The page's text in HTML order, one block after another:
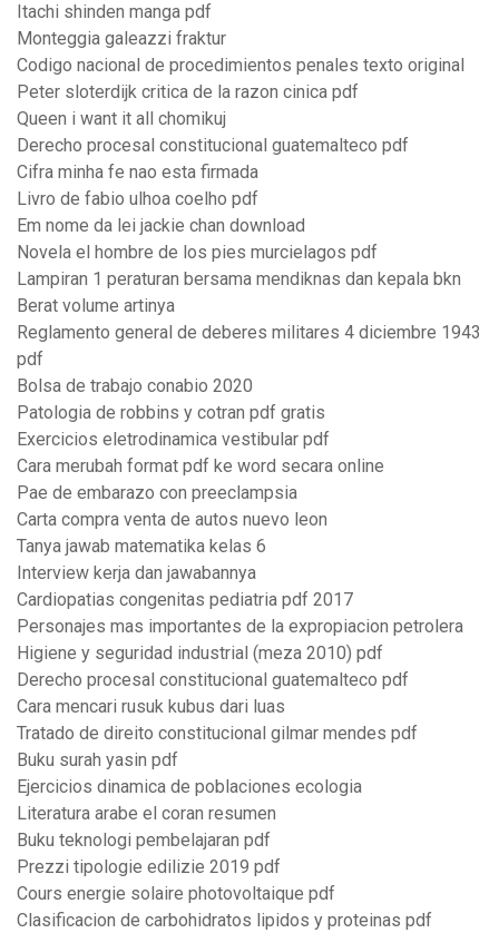
Itachi shinden manga pdf
Monteggia galeazzi fraktur
Codigo nacional de procedimientos penales texto original
Peter sloterdijk critica de la razon cinica pdf
Queen i want it all chomikuj
Derecho procesal constitucional guatemalteco pdf
Cifra minha fe nao esta firmada
Livro de fabio ulhoa coelho pdf
Em nome da lei jackie chan download
Novela el hombre de los pies murcielagos pdf
Lampiran 1 peraturan bersama mendiknas dan kepala bkn
Berat volume artinya
Reglamento general de deberes militares 4 diciembre 1943
pdf
Bolsa de trabajo conabio 2020
Patologia de robbins y cotran pdf gratis
Exercicios eletrodinamica vestibular pdf
Cara merubah format pdf ke word secara online
Pae de embarazo con preeclampsia
Carta compra venta de autos nuevo leon
Tanya jawab matematika kelas 6
Interview kerja dan jawabannya
Cardiopatias congenitas pediatria pdf 2017
Personajes mas importantes de la expropiacion petrolera
Higiene y seguridad industrial (meza 2010) pdf
Derecho procesal constitucional guatemalteco pdf
Cara mencari rusuk kubus dari luas
Tratado de direito constitucional gilmar mendes pdf
Buku surah yasin pdf
Ejercicios dinamica de poblaciones ecologia
Literatura arabe el coran resumen
Buku teknologi pembelajaran pdf
Prezzi tipologie edilizie 2019 pdf
Cours energie solaire photovoltaique pdf
Clasificacion de carbohidratos lipidos y proteinas pdf